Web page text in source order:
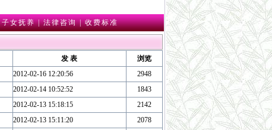
子女抚养|法律咨询|收费标准
发 表
浏览
2012-02-16 12:20:56
2948
2012-02-14 10:52:52
1843
2012-02-13 15:18:15
2142
2012-02-13 15:11:20
2078